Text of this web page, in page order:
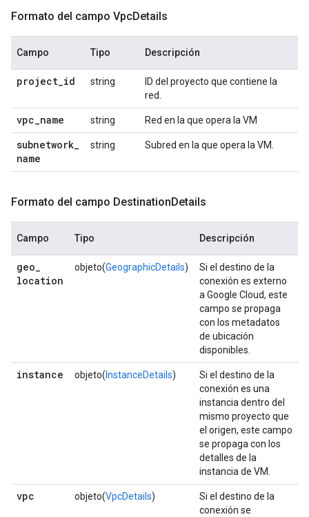
Formato del campo VpcDetails
Campo Tipo Descripción
project_id string
ID del proyecto que contiene la
red.
vpc_name string Red en la que opera la VM
subnetwork_
name
string Subred en la que opera la VM.
Formato del campo Destination Details
Campo Tipo Descripción
geo_
location
objeto(GeographicDetails)
Si el destino de la
conexión es externo
a Google Cloud, este
campo se propaga
con los metadatos
de ubicación
disponibles.
instance objeto( InstanceDetails)
Si el destino de la
conexión es una
instancia dentro del
mismo proyecto que
el origen, este campo
se propaga con los
detalles de la
instancia de VM.
vpc objeto(VpcDetails)
Si el destino de la
conexión se